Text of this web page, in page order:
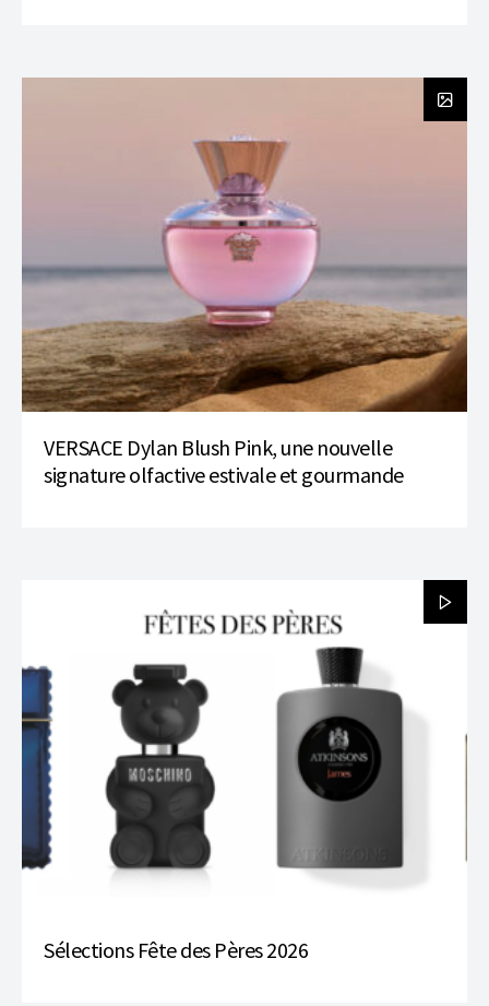
VERSACE Dylan Blush Pink, une nouvelle
signature olfactive estivale et gourmande
Sélections Fête des Pères 2026